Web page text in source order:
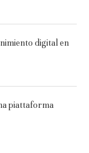
digital en
piattaforma